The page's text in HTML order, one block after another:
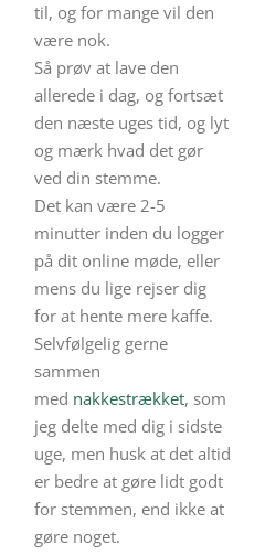
til, og for mange vil den
være nok.
Så prøv at lave den
allerede i dag, og fortsæt
den næste uges tid, og lyt
og mærk hvad det gør
ved din stemme.
Det kan være 2-5
minutter inden du logger
på dit online møde, eller
mens du lige rejser dig
for at hente mere kaffe.
Selvfølgelig gerne
sammen
med nakkestrækket, som
jeg delte med dig i sidste
uge, men husk at det altid
er bedre at gøre lidt godt
for stemmen, end ikke at
gøre noget.